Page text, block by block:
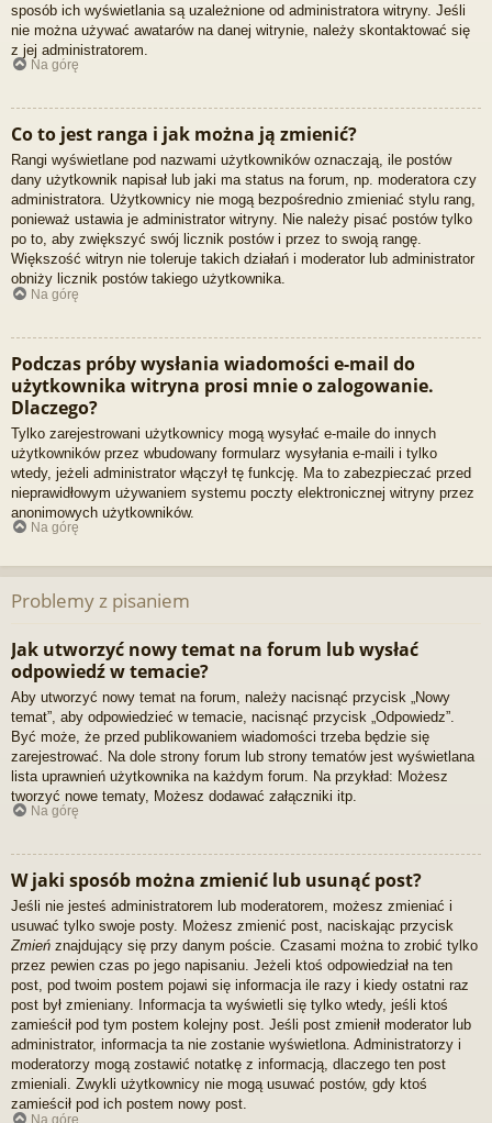
sposób ich wyświetlania są uzależnione od administratora witryny. Jeśli
nie można używać awatarów na danej witrynie, należy skontaktować się
z jej administratorem.
Na górę
Co to jest ranga i jak można ją zmienić?
Rangi wyświetlane pod nazwami użytkowników oznaczają, ile postów
dany użytkownik napisał lub jaki ma status na forum, np. moderatora czy
administratora. Użytkownicy nie mogą bezpośrednio zmieniać stylu rang,
ponieważ ustawia je administrator witryny. Nie należy pisać postów tylko
po to, aby zwiększyć swój licznik postów i przez to swoją rangę.
Większość witryn nie toleruje takich działań i moderator lub administrator
obniży licznik postów takiego użytkownika.
Na górę
Podczas próby wysłania wiadomości e-mail do
użytkownika witryna prosi mnie o zalogowanie.
Dlaczego?
Tylko zarejestrowani użytkownicy mogą wysyłać e-maile do innych
użytkowników przez wbudowany formularz wysyłania e-maili i tylko
wtedy, jeżeli administrator włączył tę funkcję. Ma to zabezpieczać przed
nieprawidłowym używaniem systemu poczty elektronicznej witryny przez
anonimowych użytkowników.
Na górę
Problemy z pisaniem
Jak utworzyć nowy temat na forum lub wysłać
odpowiedź w temacie?
Aby utworzyć nowy temat na forum, należy nacisnąć przycisk „Nowy
temat”, aby odpowiedzieć w temacie, nacisnąć przycisk „Odpowiedz”.
Być może, że przed publikowaniem wiadomości trzeba będzie się
zarejestrować. Na dole strony forum lub strony tematów jest wyświetlana
lista uprawnień użytkownika na każdym forum. Na przykład: Możesz
tworzyć nowe tematy, Możesz dodawać załączniki itp.
Na górę
W jaki sposób można zmienić lub usunąć post?
Jeśli nie jesteś administratorem lub moderatorem, możesz zmieniać i
usuwać tylko swoje posty. Możesz zmienić post, naciskając przycisk
Zmień znajdujący się przy danym poście. Czasami można to zrobić tylko
przez pewien czas po jego napisaniu. Jeżeli ktoś odpowiedział na ten
post, pod twoim postem pojawi się informacja ile razy i kiedy ostatni raz
post był zmieniany. Informacja ta wyświetli się tylko wtedy, jeśli ktoś
zamieścił pod tym postem kolejny post. Jeśli post zmienił moderator lub
administrator, informacja ta nie zostanie wyświetlona. Administratorzy i
moderatorzy mogą zostawić notatkę z informacją, dlaczego ten post
zmieniali. Zwykli użytkownicy nie mogą usuwać postów, gdy ktoś
zamieścił pod ich postem nowy post.
Na górę